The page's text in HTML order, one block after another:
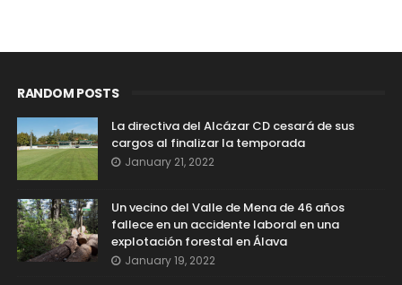
RANDOM POSTS
La directiva del Alcázar CD cesará de sus
cargos al finalizar la temporada
January 21, 2022
Un vecino del Valle de Mena de 46 años
fallece en un accidente laboral en una
explotación forestal en Álava
January 19, 2022